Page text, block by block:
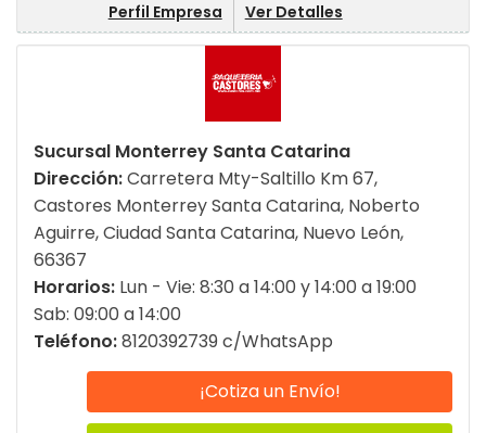
Perfil Empresa Ver Detalles
Sucursal Monterrey Santa Catarina
Dirección:Carretera Mty-Saltillo Km 67,
Castores Monterrey Santa Catarina, Noberto
Aguirre, Ciudad Santa Catarina, Nuevo León,
66367
Horarios: Lun - Vie: 8:30 a 14:00 y 14:00 a 19:00
Sab: 09:00 a 14:00
Teléfono:8120392739 c/WhatsApp
¡Cotiza un Envío!